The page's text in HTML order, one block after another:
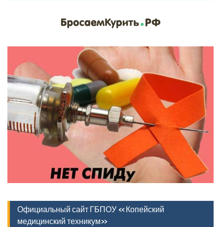
Официальный сайт ГБПОУ «Копейский
медицинский техникум»